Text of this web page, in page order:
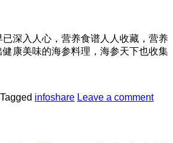
深入人心，营养食谱人人收藏，营养
康美味的海参料理，海参天下也收集
Tagged infoshare Leave a comment